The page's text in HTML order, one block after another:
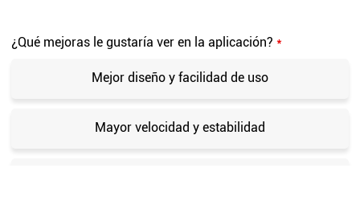
¿Qué mejoras le gustaría ver en la aplicación? *
Mejor diseño y facilidad de uso
Mayor velocidad y estabilidad